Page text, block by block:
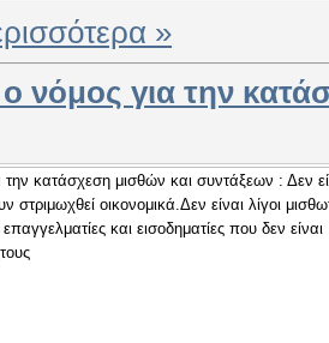
»
νόμος για την